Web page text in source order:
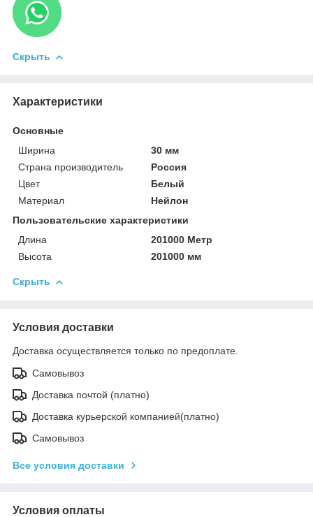
Скрыть
Характеристики
Основные
Ширина
30 мм
Страна производитель
Россия
Цвет
Белый
Материал
Нейлон
Пользовательские характеристики
Длина
201000 Метр
Высота
201000 мм
Скрыть
Условия доставки
Доставка осуществляется только по предоплате.
Самовывоз
Доставка почтой (платно)
Доставка курьерской компанией(платно)
Самовывоз
Все условия доставки
Условия оплаты